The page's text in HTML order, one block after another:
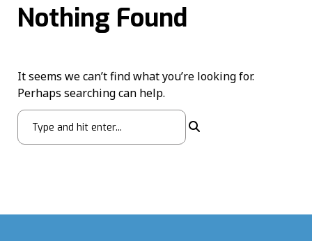
Nothing Found
It seems we can’t find what you’re looking for.
Perhaps searching can help.